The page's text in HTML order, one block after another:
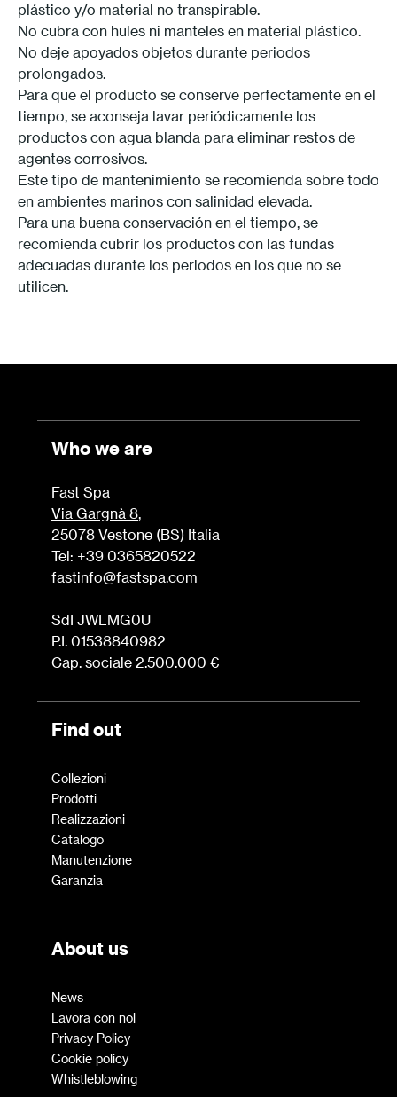
plástico y/o material no transpirable.
No cubra con hules ni manteles en material plástico.
No deje apoyados objetos durante periodos
prolongados.
Para que el producto se conserve perfectamente en el
tiempo, se aconseja lavar periódicamente los
productos con agua blanda para eliminar restos de
agentes corrosivos.
Este tipo de mantenimiento se recomienda sobre todo
en ambientes marinos con salinidad elevada.
Para una buena conservación en el tiempo, se
recomienda cubrir los productos con las fundas
adecuadas durante los periodos en los que no se
utilicen.
Who we are
Fast Spa
Via Gargnà 8,
25078 Vestone (BS) Italia
Tel: +39 0365820522
fastinfo@fastspa.com
SdI JWLMG0U
P.I. 01538840982
Cap. sociale 2.500.000 €
Find out
Collezioni
Prodotti
Realizzazioni
Catalogo
Manutenzione
Garanzia
About us
News
Lavora con noi
Privacy Policy
Cookie policy
Whistleblowing